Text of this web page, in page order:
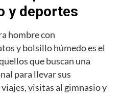
y deportes
hombre con
y bolsillo húmedo es el
que buscan una
para llevar sus
visitas al gimnasio y